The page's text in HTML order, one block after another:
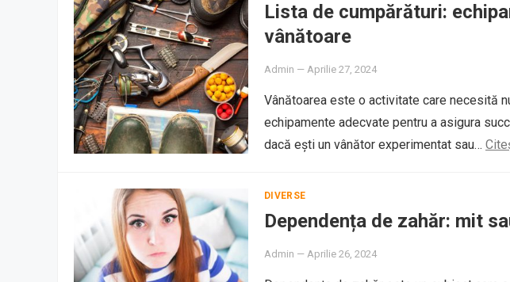
Lista de cumpărături:
vânătoare
Admin — Aprilie 27, 2024
Vânătoarea este o activitate care necesită
echipamente adecvate pentru a asigura
dacă ești un vânător experimentat sau…
DIVERSE
Dependența de zahăr: mit
Admin — Aprilie 26, 2024